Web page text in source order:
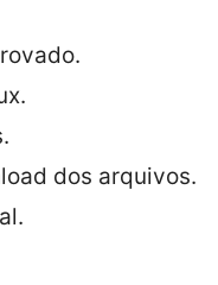
dos arquivos.